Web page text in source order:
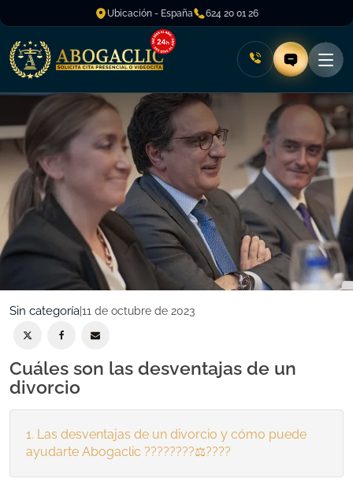
Ubicación - España 624 20 01 26
Sin categoría11 de octubre de 2023
Cuáles son las desventajas de un
divorcio
Las desventajas de un divorcio y cómo puede
ayudarte Abogaclic ????????‍⚖️????